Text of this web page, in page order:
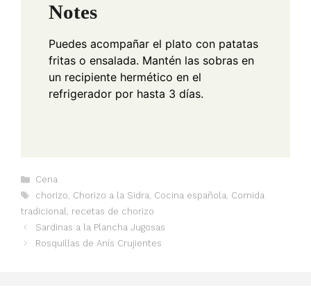
Notes
Puedes acompañar el plato con patatas
fritas o ensalada. Mantén las sobras en
un recipiente hermético en el
refrigerador por hasta 3 días.
Categories
Cena
Tags
chorizo, Chorizo a la Sidra, Cocina española, Comida
tradicional, recetas de chorizo
Sardinas a la Plancha Jugosas
Rosquillas de Anís Crujientes